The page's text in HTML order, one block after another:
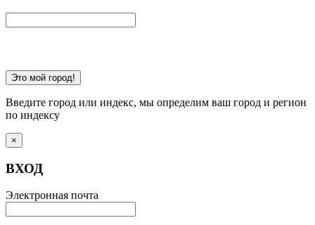
Это мой город!
Введите город или индекс, мы определим ваш город и регион
по индексу
×
ВХОД
Электронная почта